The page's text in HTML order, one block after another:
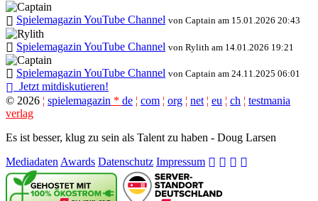
Spielemagazin YouTube Channel von Captain am 15.01.2026 20:43
Spielemagazin YouTube Channel von Rylith am 14.01.2026 19:21
Spielemagazin YouTube Channel von Captain am 24.11.2025 06:01
Jetzt mitdiskutieren!
© 2026 ¦ spielemagazin * de ¦ com ¦ org ¦ net ¦ eu ¦ ch ¦ testmania
verlag
Es ist besser, klug zu sein als Talent zu haben - Doug Larsen
Mediadaten Awards Datenschutz Impressum